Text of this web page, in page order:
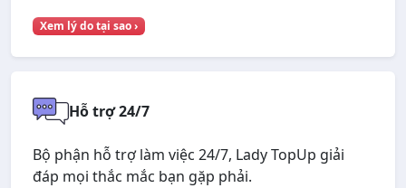
Xem lý do tại sao ›
Hỗ trợ 24/7
Bộ phận hỗ trợ làm việc 24/7, Lady TopUp giải
đáp mọi thắc mắc bạn gặp phải.